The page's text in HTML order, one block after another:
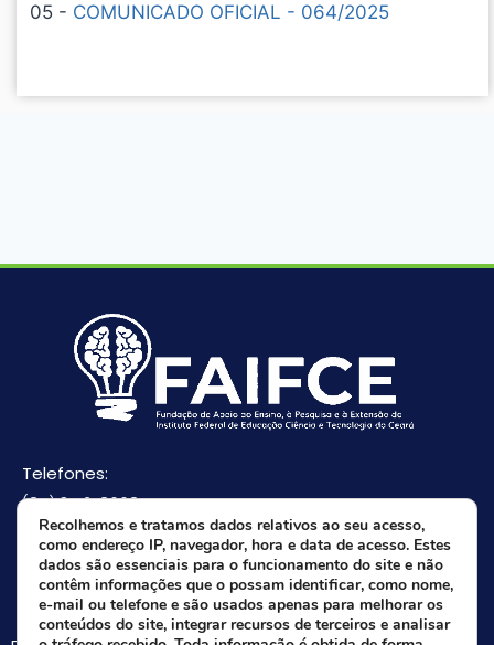
05 - COMUNICADO OFICIAL - 064/2025
Telefones:
(85) 3512-8668
(85) 9 8165-0582(Whatsapp)
E-mail:
faifce@faifce.ifce.edu.br
Recolhemos e tratamos dados relativos ao seu acesso,
como endereço IP, navegador, hora e data de acesso. Estes
dados são essenciais para o funcionamento do site e não
contêm informações que o possam identificar, como nome,
e-mail ou telefone e são usados apenas para melhorar os
conteúdos do site, integrar recursos de terceiros e analisar